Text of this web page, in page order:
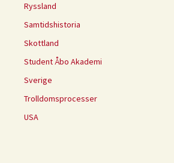
Ryssland
Samtidshistoria
Skottland
Student Åbo Akademi
Sverige
Trolldomsprocesser
USA